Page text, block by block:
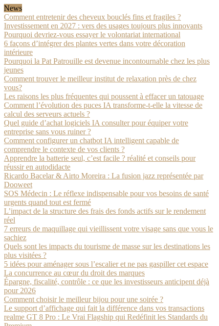
News
Comment entretenir des cheveux bouclés fins et fragiles ?
Investissement en 2027 : vers des usages toujours plus innovants
Pourquoi devriez-vous essayer le volontariat international
6 façons d’intégrer des plantes vertes dans votre décoration
intérieure
Pourquoi la Pat Patrouille est devenue incontournable chez les plus
jeunes
Comment trouver le meilleur institut de relaxation près de chez
vous?
Les raisons les plus fréquentes qui poussent à effacer un tatouage
Comment l’évolution des puces IA transforme-t-elle la vitesse de
calcul des serveurs actuels ?
Quel guide d’achat logiciels IA consulter pour équiper votre
entreprise sans vous ruiner ?
Comment configurer un chatbot IA intelligent capable de
comprendre le contexte de vos clients ?
Apprendre la batterie seul, c’est facile ? réalité et conseils pour
réussir en autodidacte
Ricardo Bacelar & Airto Moreira : La fusion jazz représentée par
Dooweet
SOS Médecin : Le réflexe indispensable pour vos besoins de santé
urgents quand tout est fermé
L’impact de la structure des frais des fonds actifs sur le rendement
réel
7 erreurs de maquillage qui vieillissent votre visage sans que vous le
sachiez
Quels sont les impacts du tourisme de masse sur les destinations les
plus visitées ?
5 idées pour aménager sous l’escalier et ne pas gaspiller cet espace
La concurrence au cœur du droit des marques
Épargne, fiscalité, contrôle : ce que les investisseurs anticipent déjà
pour 2026
Comment choisir le meilleur bijou pour une soirée ?
Le support d’affichage qui fait la différence dans vos transactions
realme GT 8 Pro : Le Vrai Flagship qui Redéfinit les Standards du